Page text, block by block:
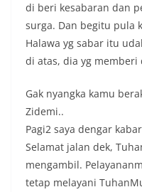
di beri kesabaran dan
surga. Dan begitu pula
Halawa yg sabar itu
di atas, dia yg memberi
Gak nyangka kamu
Zidemi..
Pagi2 saya dengar
Selamat jalan dek,
mengambil.
tetap melayani